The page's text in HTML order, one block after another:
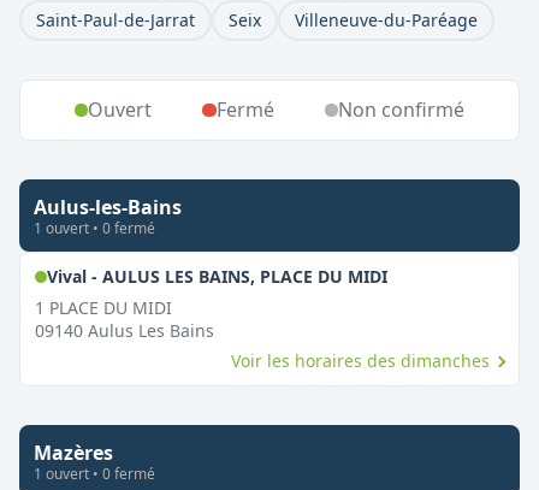
Saint-Paul-de-Jarrat
Seix Villeneuve-du-Paréage
Ouvert Fermé Non confirmé
Aulus-les-Bains
1 ouvert • 0fermé
Vival - AULUS LES BAINS, PLACE DU MIDI,
1 PLACE DU MIDI
09140 Aulus Les Bains
Voir les horaires des dimanches
Mazères
1 ouvert • 0fermé